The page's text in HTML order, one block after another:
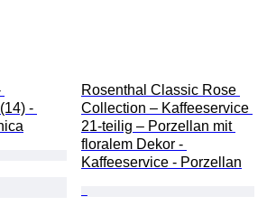
-
Rosenthal Classic Rose
Collection – Kaffeeservice
21-teilig – Porzellan mit
floralem Dekor -
Kaffeeservice - Porzellan